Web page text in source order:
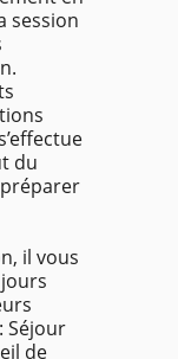
session
du
il vous
Séjour
de